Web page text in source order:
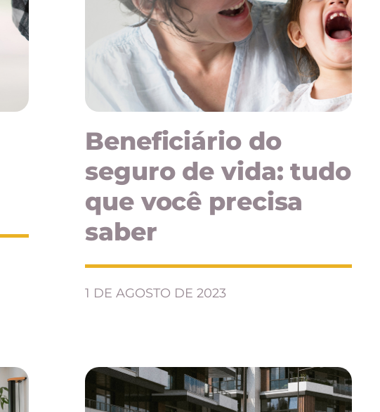
Beneficiário do
seguro de vida: tudo
que você precisa
saber
1 DE AGOSTO DE 2023